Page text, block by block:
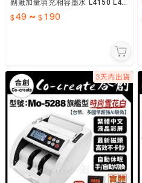
副廠加量填充相容墨水 L4150 L41
60 L14150 L4260
49 ~ 190